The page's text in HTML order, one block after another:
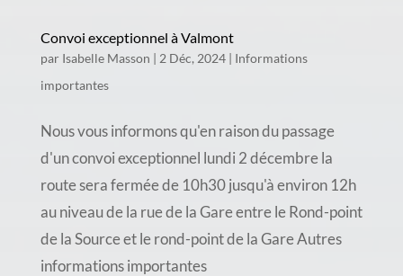
Convoi exceptionnel à Valmont
par Isabelle Masson | 2 Déc, 2024| Informations
importantes
Nous vous informons qu'en raison du passage
d'un convoi exceptionnel lundi 2 décembre la
route sera fermée de 10h30 jusqu'à environ 12h
au niveau de la rue de la Gare entre le Rond-point
de la Source et le rond-point de la Gare Autres
informations importantes